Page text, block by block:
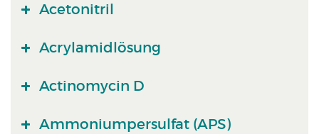
Acetonitril
Acrylamidlösung
Actinomycin D
Ammoniumpersulfat (APS)